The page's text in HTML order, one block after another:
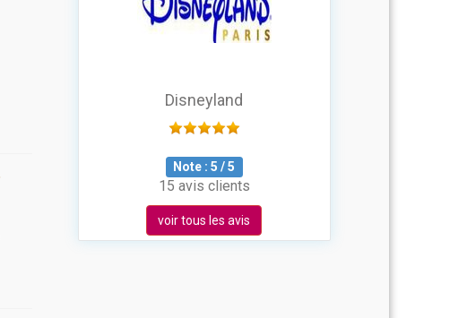
Disneyland
Note :5 /5
15 avis clients
voir tous les avis